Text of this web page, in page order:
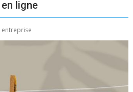
ligne
entreprise